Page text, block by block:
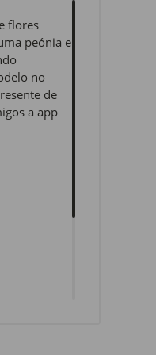
flores
peónia e
no
de
a app